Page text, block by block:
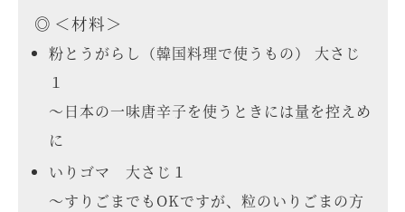
＜材料＞
粉とうがらし（韓国料理で使うもの） 大さじ
１
～日本の一味唐辛子を使うときには量を控えめ
に
いりゴマ 大さじ１
～すりごまでもOKですが、粒のいりごまの方